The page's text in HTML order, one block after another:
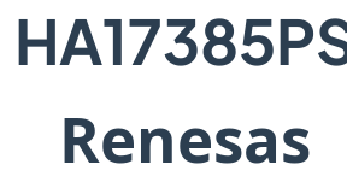
Renesas